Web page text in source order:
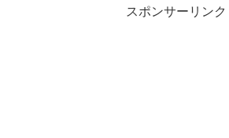
スポンサーリンク